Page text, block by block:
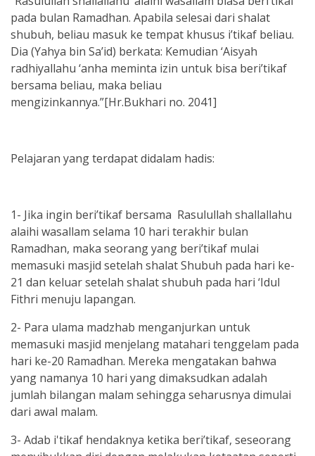
pada bulan Ramadhan. Apabila selesai dari shalat
shubuh, beliau masuk ke tempat khusus i’tikaf beliau.
Dia (Yahya bin Sa’id) berkata: Kemudian ‘Aisyah
radhiyallahu ‘anha meminta izin untuk bisa beri’tikaf
bersama beliau, maka beliau
mengizinkannya.”[Hr.Bukhari no. 2041]
Pelajaran yang terdapat didalam hadis:
1- Jika ingin beri’tikaf bersama Rasulullah shallallahu
alaihi wasallam selama 10 hari terakhir bulan
Ramadhan, maka seorang yang beri’tikaf mulai
memasuki masjid setelah shalat Shubuh pada hari ke-
21 dan keluar setelah shalat shubuh pada hari ‘Idul
Fithri menuju lapangan.
2- Para ulama madzhab menganjurkan untuk
memasuki masjid menjelang matahari tenggelam pada
hari ke-20 Ramadhan. Mereka mengatakan bahwa
yang namanya 10 hari yang dimaksudkan adalah
jumlah bilangan malam sehingga seharusnya dimulai
dari awal malam.
3- Adab i'tikaf hendaknya ketika beri’tikaf, seseorang